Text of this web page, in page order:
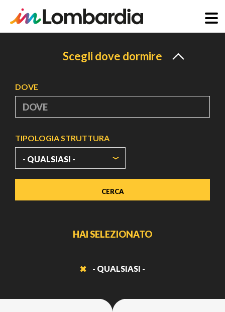
Scegli dove dormire
DOVE
TIPOLOGIA STRUTTURA
HAI SELEZIONATO
- QUALSIASI -